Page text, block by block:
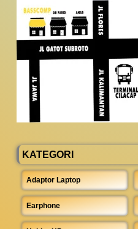
KATEGORI
Adaptor Laptop
Earphone